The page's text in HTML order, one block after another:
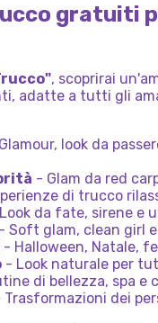
gratuiti
, scoprirai
adatte a tutti gli
look da
- Glam da red
di trucco
da fate, sirene e
- Soft glam, clean girl
- Halloween, Natale,
- Look naturale per
di bellezza, spa e
Trasformazioni dei